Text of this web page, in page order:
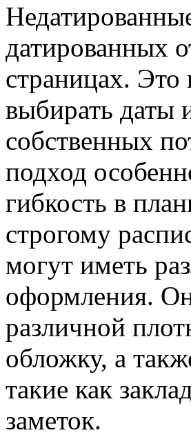
датированных
страницах. Это
выбирать даты
собственных
подход
гибкость в
строгому
могут иметь
оформления.
различной
обложку, а
такие как
заметок.